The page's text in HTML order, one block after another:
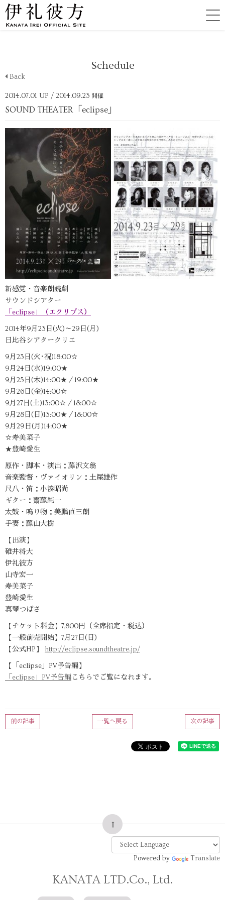
Schedule
Back
2014.07.01 UP / 2014.09.23 開催
SOUND THEATER「eclipse」
新感覚・音楽朗読劇
サウンドシアター
「eclipse」（エクリプス）
2014年9月23日(火)～29日(月)
日比谷シアタークリエ
9月23日(火･祝)18:00☆
9月24日(水)19:00★
9月25日(木)14:00★／19:00★
9月26日(金)14:00☆
9月27日(土)13:00☆／18:00☆
9月28日(日)13:00★／18:00☆
9月29日(月)14:00★
☆寿美菜子
★豊崎愛生
原作・脚本・演出：藤沢文翁
音楽監督・ヴァイオリン：土屋雄作
尺八・笛：小湊昭尚
ギター：齋藤純一
太鼓・鳴り物：美鵬直三朗
手妻：藤山大樹
【出演】
碓井将大
伊礼彼方
山寺宏一
寿美菜子
豊崎愛生
真琴つばさ
【チケット料金】7,800円（全席指定・税込）
【一般前売開始】7月27日(日)
【公式HP】 http://eclipse.soundtheatre.jp/
【「eclipse」PV予告編】
「eclipse」PV予告編こちらでご覧になれます。
次の記事
一覧へ戻る
前の記事
Powered by Translate
KANATA LTD.Co., Ltd.